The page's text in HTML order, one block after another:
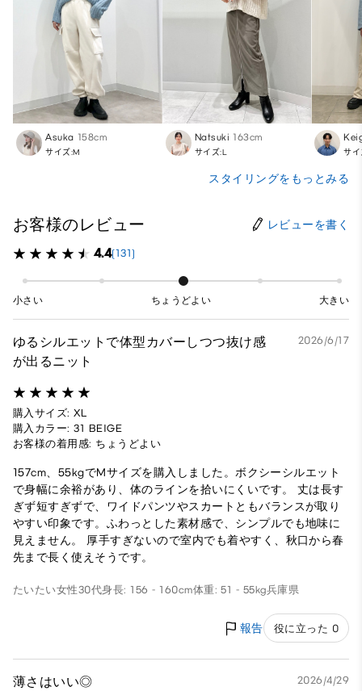
Asuka 158cm
サイズ:M
Natsuki 163cm
サイズ:L サ
スタイリングをもっとみる
お客様のレビュー レビューを書く
4.4(131)
小さい ちょうどよい 大きい
ゆるシルエットで体型カバーしつつ抜け感
が出るニット
2026/6/17
購入サイズ: XL
購入カラー: 31 BEIGE
お客様の着用感: ちょうどよい
157cm、55kgでMサイズを購入しました。ボクシーシルエット
で身幅に余裕があり、体のラインを拾いにくいです。 丈は長す
ぎず短すぎずで、ワイドパンツやスカートともバランスが取り
やすい印象です。ふわっとした素材感で、シンプルでも地味に
見えません。 厚手すぎないので室内でも着やすく、秋口から春
先まで長く使えそうです。
たいたい女性30代身長: 156 - 160cm体重: 51 - 55kg兵庫県
報告 役に立った 0
薄さはいい◎ 2026/4/29